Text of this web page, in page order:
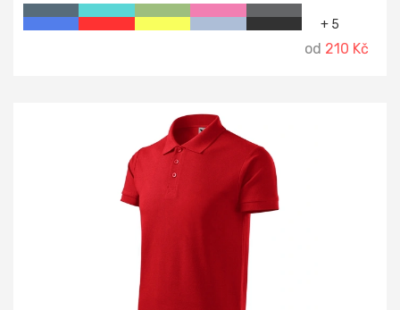
vrchového materiálu, zpevnění ramenních švů páskou.
+ 5
od 210 Kč